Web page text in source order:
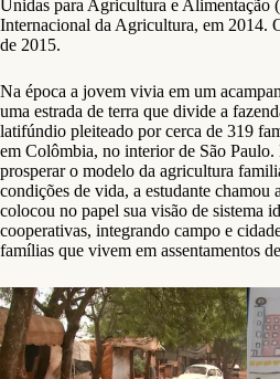
Unidas para Agricultura e Alimentação
Internacional da Agricultura, em 2014.
de 2015.
Na época a jovem vivia em um
uma estrada de terra que divide a
latifúndio pleiteado por cerca de 319
em Colômbia, no interior de São
prosperar o modelo da agricultura
condições de vida, a estudante
colocou no papel sua visão de sistema
cooperativas, integrando campo e
famílias que vivem em assentamentos